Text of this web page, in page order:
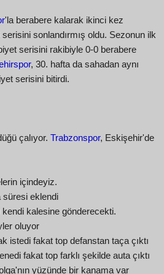
'la berabere kalarak ikinci kez
sonlandırmış oldu. Sezonun ilk
serisini rakibiyle 0-0 berabere
, 30. hafta da sahadan aynı
serisini bitirdi.
çalıyor. Trabzonspor, Eskişehir'de
içindeyiz.
eklendi
kalesine gönderecekti.
oluyor
istedi fakat top defanstan taça çıktı
fakat top farklı şekilde auta çıktı
yüzünde bir kanama var